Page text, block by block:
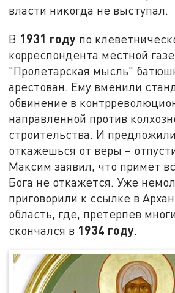
власти никогда не выступал.
В 1931 году по
корреспондента местной
"Пролетарская мысль"
арестован. Ему вменили
обвинение в
направленной против
строительства. И
откажешься от веры –
Максим заявил, что примет
Бога не откажется. Уже
приговорили к ссылке в
область, где, претерпев
скончался в 1934 году.